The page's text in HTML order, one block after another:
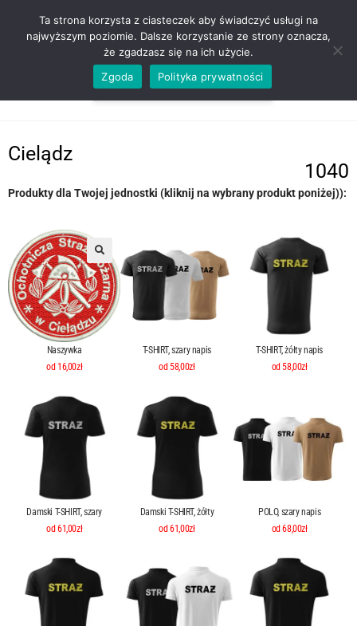
ZADZWOŃ TEL. 600 352 938
Cielądz
1040
Produkty dla Twojej jednostki (kliknij na wybrany produkt poniżej)):
Naszywka
od 16,00zł
T-SHIRT, szary napis
od 58,00zł
T-SHIRT, żółty napis
od 58,00zł
Damski T-SHIRT, szary
od 61,00zł
Damski T-SHIRT, żółty
od 61,00zł
POLO, szary napis
od 68,00zł
Ta strona korzysta z ciasteczek aby świadczyć usługi na
najwyższym poziomie. Dalsze korzystanie ze strony oznacza,
że zgadzasz się na ich użycie.
Zgoda
Polityka prywatności